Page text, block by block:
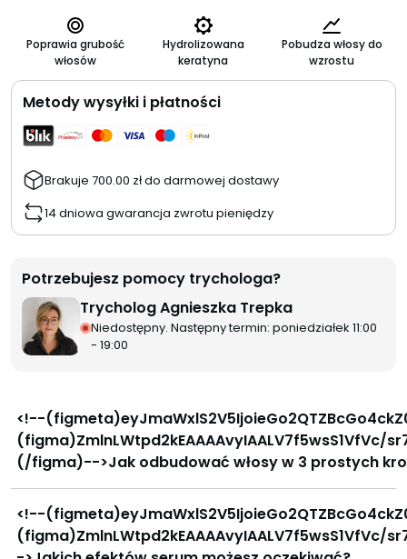
Poprawia grubość
włosów
Hydrolizowana
keratyna
Pobudza włosy do
wzrostu
Metody wysyłki i płatności
Brakuje 700.00 złdo darmowej dostawy
14 dniowa gwarancja zwrotu pieniędzy
Potrzebujesz pomocy trychologa?
Trycholog Agnieszka Trepka
Niedostępny. Następny termin: poniedziałek 11:00
- 19:00
<!--(figmeta)eyJmaWxlS2V5IjoieGo2QTZBcGo4ckZ0VWswUFhMRzhYVyIsInBhc3RlSUQiOjMyMDAzMjUyNSwiZGF0YVR5cGUiOiJzY2VuZSJ9Cg==(/figmeta)--><!--(figma)ZmlnLWtpd2kEAAAAvyIAALV7f5wsS1VfVc/sr7v33veTx3uIiIiIiPp+8d4DEent6dnpuzPT/bp7du99IkPvTO9uvzs7M0zP7L37RARCiCGIiPokiAQJUUSjqPgrQUVi1CSKvxERfyEakxhjfhljjMn3W9W/5u59fvJP7udzp06dOnXq1KlzTp2q6n1SduI0jQ7j8HQaC3HLJdfp9oPQ9EOBf123YfetltndtgNUZS+w/UrdUNR2twG4FjjbXbMNqB6EV9o2gBUF9AObvFYVreLcD3Ycr+/bbddkz7WuGzrNK/2g5fbajX7P2/bNBvuvZ2C/4XZZ38jrvt307aAF1LnAsrt2H2iv1X+0Z/tXgNysIn3baxN5vuE0mygvWG3H7ob9LR+jW2ZA2S6a15MU07kMWJBYmoMB1AKUb5uNvttVLISq7PlOSGlkdzKMvaMojUFmoSm0ORsQddxdBcq9ZDxMxof+YkSartt9zPZdNAi3odrJQev9TjTaQImGa/U6kA+gtMzurhkAMrZ9t+cBqDV9s0O6+pbrtm2z23c92zdDx+0CubJrW6HrA1qlnlGutR3Fdt1utx0vILjhgwgLqFbonG9v99qm3/fc9pVtxWQTQ3UbdgOKK+nOh/ZlinQhaDsWEReDK50tl6t9i9PFYF2FvTUIHWuHqrotaJme3d9zwlY/63u75Xa74KkEvCM4iqbxXjI/CuPrc62D9eDRnunbaBWluLLhmB1XWZgR+o4SCCaCaq2oNtw9Sl6/meQrnumb7TZsDebQ6fvOdovCrC6j23aT2LWtUTwedrAqkNAzg6AftsB0m5YGX/A7yr5lw/R3bI5odHrt0NH2VaOqocmtns+muuW23aK20ua4qs9qAFtRkFoc9Gi4jW0b9XXdJa9uwIr8tkne5wK3GfYVD9Q2W6bfKGrKrm3f1itwwb5stXuBtoeLrR5xtwRm2CuM5FY1CoDb2r2O03UDJ+QQt3tRMs4WYi1w2w41LqCchvIWLSowskCxVPqAdQIkCkqnNQFXK3Agytav7nRMNbMVeMglB8Cqc4zIEwyiUayVjtDh26Gl9N10OD3ZdNpqkNBR61mzDw7iQSZo3YFF+QgcJkwAjaLhu15ZlU0X9o0F7Db6W+0e5TK2TGtnGVWjBVrKjVdd2Iejo5joeXAtlLLt7ikAIoRahgCG0O5bpkfnrJe1ftP1LeX6K2TaiAeTWTRPJmP0yR0cI2NZoU7AEtN1duzSyIzu4ng/nvXGyTxFH9/kNITnXLbbAQAJiRDaqBfDmozT+ayyaFhM4AXblbiyYzKeGRgjU2ktsEw1gXoTHBt93WMlqyjq1WA+m1yNzVFyOEaHgpmAlzsqKEu3F2agoYmtaIrh8/lhKmq1ZeHNhun77p4yIU6ipqv2oz2njZgJNwSynplJn8udaTB37wKVCXdpklC2DsKwEm3L3rXJQ+ZDG1uTySiOxu40ztVf73W1+WMi6BYgQgCWQW8r9E0FG5eVVyhrUNNvTWbJE5PxPBqhexYgKtqFpSj/My71EPWajpKw7L0bz+YJDJs410NTpeuWG4ZuB5DRmSzS2FrM0skM/t+wmyYCChqE5bsB7NjxAUv7ik3DxuKjZmD3VUN5JqaCAGPBgFCveyqorKCwnDag1Q7DFLus7cJjJrNOMptxnMIUlXpRSgXAexFV7O52SFsxGlF6pJ3SsBCMgRKlJUnluNrw6l53GyhxybNZymCXheE1uNvW7OvTyWx+o7HWsBcgHCITyCxS5Ig9p6HGlzmiZeeKbkenk8V8e5YMNZO6tt+KYksBDW3OtbKPF83n8WyMJlA5njJFxDcV56RatsV84sdp8gRYFypS4ijNFHLIAoL9n47iIM4mBdX7gZtFj9A2ucLSgnXotUbKggSlazHa1kK747m+qdKVes4GWprHhYrOBGGAMg+hGDoaXNXrUwjbQvh6DGpTEkjsHtiNFayplV2C/IzatK40kTVZQIhZRrvylLSFpmtmL2ROg1mg+6VFOk8OTlF9yp6eadl9uKzOqWqqW6C1riIRkMihAucxux+6cH417yUEjASL4nQ8JCOosQU0jIhjGDr8XWtwJdcL/MT2sS59prOoy56vtMK9AGXNarsq16g7nHpUYXHe7fZh/YpMmE2w6YdOx0YIRF12XOTDfTVPQ8O6oYZeLe7egOu6ARsSyVZ0TeUvq6DyMC8aYh491xu+Se/ZQNuOfSXvdg7VXVdnXpvhLBqnSSnjMxCake6EfUQyBOlsmxcNJ4AF7doAZRNJM0oD2Ruy56bvFhlPrYLKI1q9gtOxa6WCKYLXqtcLWhqXMVsrMTmv9RKlWW2UiILTOSbMGpdx2iwxOafzJUpzulAiCk4XtaBYBhDlzG5ZQub8bl3Capa3LeEKrrerkTJsxvSOKi7neWcVqVk+rYoqON4FN3asPttQezoyCJyKzC68Wx0t7kaO6CKnKDH32FGKk4Re8XUcpKzelmOhQZB1XpHI5ypVg1uuTsfQg9ZeNNVJt4RZ0X2XcKs6ehX1tWAwm4xGjWSm/Qx8MsP9W2IPJq3ihO4LJ53TxeIhHH8eo92+7CG+ar+3wIH7sarJ7R4CoDRSnMQwGOA1IUcTbKoKhL+PsJ3J+kxsCHmIH2MfP7UIP3W946HzddTkKX4MHyhQl4hr+Kkd4aeuOAXzyRQdBoTFrpDTifYyEBidaD5Lrgu5enzvvajL43vvQ2Ec33s/itrxfUTWj+8jcuX4PiJXvWiGWO6MhzH6GYeLZCjCCtPNPNdD40k0WsToIxcq73uGMJrQUjc6joWsHUTHyegU9DLlNgHAAJN5Opgl0zlqNdLuRrMkQpfFcTxLBs3kcDGDarExZEcWAUtw1DYt3XZDHcsBq2GWuwbTaAA7W+rrIfdwsZ7Z1iZDcyvL8m/CoMnF5QSrHJDc4XCpYOzRsDC1vtXeVjRNYV9lF7iEyvslin5eMTwbOThFrwHRL2rM7nCUJ7gCFCa7DXC1wt/
<!--(figmeta)eyJmaWxlS2V5IjoieGo2QTZBcGo4ckZ0VWswUFhMRzhYVyIsInBhc3RlSUQiOjQ0NDI1NDUxMCwiZGF0YVR5cGUiOiJzY2VuZSJ9Cg==(/figmeta)--><!--(figma)ZmlnLWtpd2kEAAAAvyIAALV7f5wsS1VfVc/sr7v33veTx3uIiIiIiPp+8d4DEent6dnpuzPT/bp7du99IkPvTO9uvzs7M0zP7L37RARCiCGIiPokiAQJUUSjqPgrQUVi1CSKvxERfyEakxhjfhljjMn3W9W/5u59fvJP7udzp06dOnXq1KlzTp2q6n1SduI0jQ7j8HQaC3HLJdfp9oPQ9EOBf123YfetltndtgNUZS+w/UrdUNR2twG4FjjbXbMNqB6EV9o2gBUF9AObvFYVreLcD3Ycr+/bbddkz7WuGzrNK/2g5fbajX7P2/bNBvuvZ2C/4XZZ38jrvt307aAF1LnAsrt2H2iv1X+0Z/tXgNysIn3baxN5vuE0mygvWG3H7ob9LR+jW2ZA2S6a15MU07kMWJBYmoMB1AKUb5uNvttVLISq7PlOSGlkdzKMvaMojUFmoSm0ORsQddxdBcq9ZDxMxof+YkSartt9zPZdNAi3odrJQev9TjTaQImGa/U6kA+gtMzurhkAMrZ9t+cBqDV9s0O6+pbrtm2z23c92zdDx+0CubJrW6HrA1qlnlGutR3Fdt1utx0vILjhgwgLqFbonG9v99qm3/fc9pVtxWQTQ3UbdgOKK+nOh/ZlinQhaDsWEReDK50tl6t9i9PFYF2FvTUIHWuHqrotaJme3d9zwlY/63u75Xa74KkEvCM4iqbxXjI/CuPrc62D9eDRnunbaBWluLLhmB1XWZgR+o4SCCaCaq2oNtw9Sl6/meQrnumb7TZsDebQ6fvOdovCrC6j23aT2LWtUTwedrAqkNAzg6AftsB0m5YGX/A7yr5lw/R3bI5odHrt0NH2VaOqocmtns+muuW23aK20ua4qs9qAFtRkFoc9Gi4jW0b9XXdJa9uwIr8tkne5wK3GfYVD9Q2W6bfKGrKrm3f1itwwb5stXuBtoeLrR5xtwRm2CuM5FY1CoDb2r2O03UDJ+QQt3tRMs4WYi1w2w41LqCchvIWLSowskCxVPqAdQIkCkqnNQFXK3Agytav7nRMNbMVeMglB8Cqc4zIEwyiUayVjtDh26Gl9N10OD3ZdNpqkNBR61mzDw7iQSZo3YFF+QgcJkwAjaLhu15ZlU0X9o0F7Db6W+0e5TK2TGtnGVWjBVrKjVdd2Iejo5joeXAtlLLt7ikAIoRahgCG0O5bpkfnrJe1ftP1LeX6K2TaiAeTWTRPJmP0yR0cI2NZoU7AEtN1duzSyIzu4ng/nvXGyTxFH9/kNITnXLbbAQAJiRDaqBfDmozT+ayyaFhM4AXblbiyYzKeGRgjU2ktsEw1gXoTHBt93WMlqyjq1WA+m1yNzVFyOEaHgpmAlzsqKEu3F2agoYmtaIrh8/lhKmq1ZeHNhun77p4yIU6ipqv2oz2njZgJNwSynplJn8udaTB37wKVCXdpklC2DsKwEm3L3rXJQ+ZDG1uTySiOxu40ztVf73W1+WMi6BYgQgCWQW8r9E0FG5eVVyhrUNNvTWbJE5PxPBqhexYgKtqFpSj/My71EPWajpKw7L0bz+YJDJs410NTpeuWG4ZuB5DRmSzS2FrM0skM/t+wmyYCChqE5bsB7NjxAUv7ik3DxuKjZmD3VUN5JqaCAGPBgFCveyqorKCwnDag1Q7DFLus7cJjJrNOMptxnMIUlXpRSgXAexFV7O52SFsxGlF6pJ3SsBCMgRKlJUnluNrw6l53GyhxybNZymCXheE1uNvW7OvTyWx+o7HWsBcgHCITyCxS5Ig9p6HGlzmiZeeKbkenk8V8e5YMNZO6tt+KYksBDW3OtbKPF83n8WyMJlA5njJFxDcV56RatsV84sdp8gRYFypS4ijNFHLIAoL9n47iIM4mBdX7gZtFj9A2ucLSgnXotUbKggSlazHa1kK747m+qdKVes4GWprHhYrOBGGAMg+hGDoaXNXrUwjbQvh6DGpTEkjsHtiNFayplV2C/IzatK40kTVZQIhZRrvylLSFpmtmL2ROg1mg+6VFOk8OTlF9yp6eadl9uKzOqWqqW6C1riIRkMihAucxux+6cH417yUEjASL4nQ8JCOosQU0jIhjGDr8XWtwJdcL/MT2sS59prOoy56vtMK9AGXNarsq16g7nHpUYXHe7fZh/YpMmE2w6YdOx0YIRF12XOTDfTVPQ8O6oYZeLe7egOu6ARsSyVZ0TeUvq6DyMC8aYh491xu+Se/ZQNuOfSXvdg7VXVdnXpvhLBqnSSnjMxCake6EfUQyBOlsmxcNJ4AF7doAZRNJM0oD2Ruy56bvFhlPrYLKI1q9gtOxa6WCKYLXqtcLWhqXMVsrMTmv9RKlWW2UiILTOSbMGpdx2iwxOafzJUpzulAiCk4XtaBYBhDlzG5ZQub8bl3Capa3LeEKrrerkTJsxvSOKi7neWcVqVk+rYoqON4FN3asPttQezoyCJyKzC68Wx0t7kaO6CKnKDH32FGKk4Re8XUcpKzelmOhQZB1XpHI5ypVg1uuTsfQg9ZeNNVJt4RZ0X2XcKs6ehX1tWAwm4xGjWSm/Qx8MsP9W2IPJq3ihO4LJ53TxeIhHH8eo92+7CG+ar+3wIH7sarJ7R4CoDRSnMQwGOA1IUcTbKoKhL+PsJ3J+kxsCHmIH2MfP7UIP3W946HzddTkKX4MHyhQl4hr+Kkd4aeuOAXzyRQdBoTFrpDTifYyEBidaD5Lrgu5enzvvajL43vvQ2Ec33s/itrxfUTWj+8jcuX4PiJXvWiGWO6MhzH6GYeLZCjCCtPNPNdD40k0WsToIxcq73uGMJrQUjc6joWsHUTHyegU9DLlNgHAAJN5Opgl0zlqNdLuRrMkQpfFcTxLBs3kcDGDarExZEcWAUtw1DYt3XZDHcsBq2GWuwbTaAA7W+rrIfdwsZ7Z1iZDcyvL8m/CoMnF5QSrHJDc4XCpYOzRsDC1vtXeVjRNYV9lF7iEyvslin5eMTwbOThFrwHRL2rM7nCUJ7gCFCa7DXC1wt/